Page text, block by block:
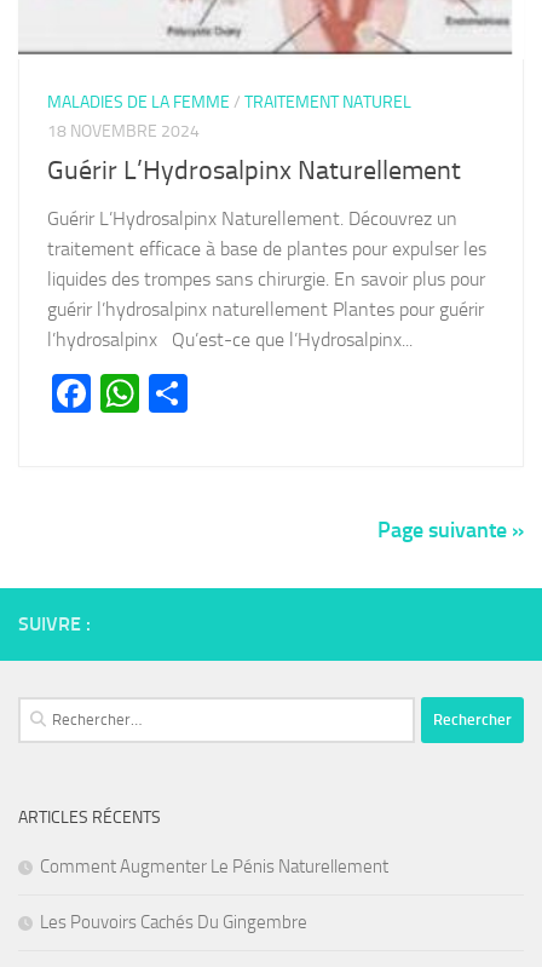
MALADIES DE LA FEMME / TRAITEMENT NATUREL
18 NOVEMBRE 2024
Guérir L’Hydrosalpinx Naturellement
Guérir L’Hydrosalpinx Naturellement. Découvrez un
traitement efficace à base de plantes pour expulser les
liquides des trompes sans chirurgie. En savoir plus pour
guérir l’hydrosalpinx naturellement Plantes pour guérir
l’hydrosalpinx Qu’est-ce que l’Hydrosalpinx...
Facebook
WhatsApp
Page suivante »
SUIVRE :
Rechercher :
ARTICLES RÉCENTS
Comment Augmenter Le Pénis Naturellement
Les Pouvoirs Cachés Du Gingembre